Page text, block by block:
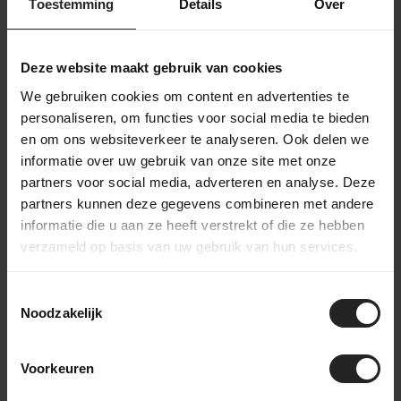
Toestemming Details Over
Deze website maakt gebruik van cookies
We gebruiken cookies om content en advertenties te
personaliseren, om functies voor social media te bieden
en om ons websiteverkeer te analyseren. Ook delen we
informatie over uw gebruik van onze site met onze
partners voor social media, adverteren en analyse. Deze
partners kunnen deze gegevens combineren met andere
informatie die u aan ze heeft verstrekt of die ze hebben
verzameld op basis van uw gebruik van hun services.
Noodzakelijk
Voorkeuren
Ist es ein ultraleichtes Kletterrad? Zweifellos. Auch ein
effizientes Aerorad? Absolut. Die Entwicklung des Allied Alfa
erstreckte sich über mehr als zwei Jahre, ein Beweis für den
Streben von Allied nach Perfektion in allen oben genannten
Kategorien. Die überzeugenden Ergebnisse sprechen für
sich.
Allied Alfa Kenmerken
Frame
Material
Carbon
Reifenfreiheit
Gruppen